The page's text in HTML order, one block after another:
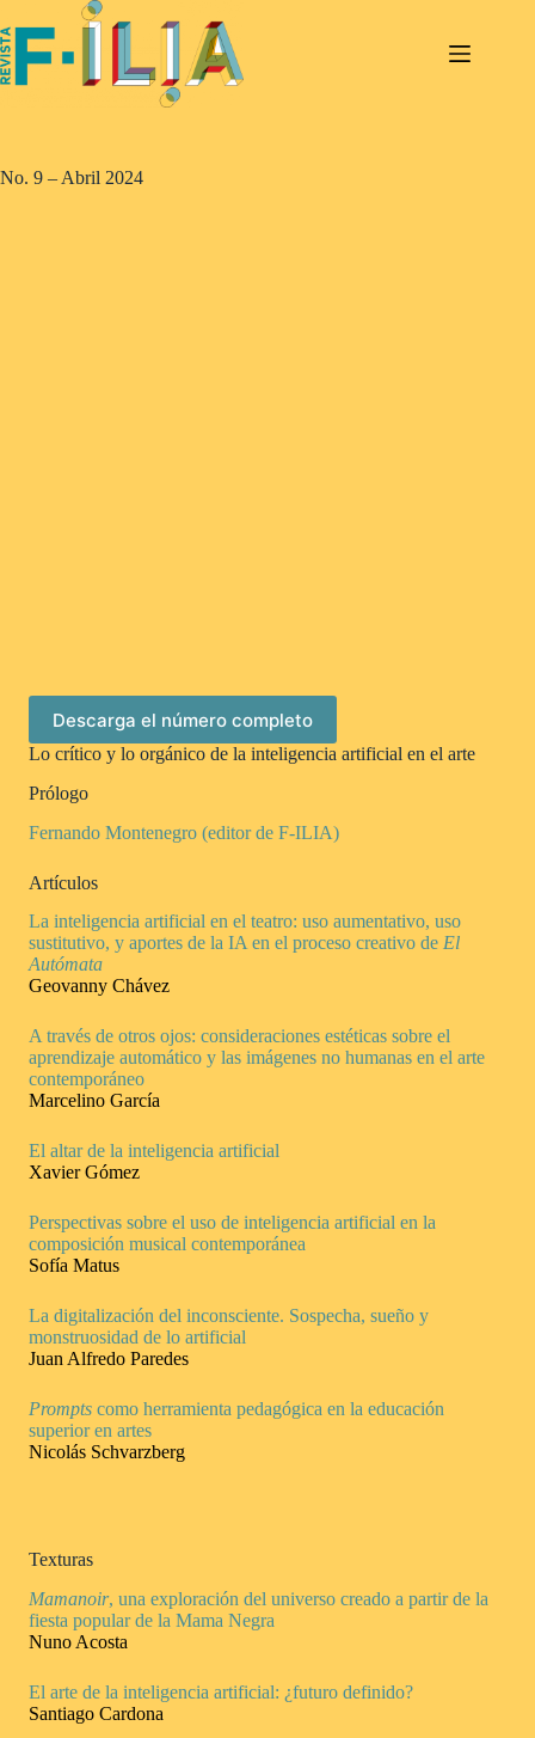
al
contenido
No. 9 – Abril 2024
Descarga el número completo
Lo crítico y lo orgánico de la inteligencia artificial en el arte
Prólogo
Fernando Montenegro (editor de F-ILIA)
Artículos
La inteligencia artificial en el teatro: uso aumentativo, uso
sustitutivo, y aportes de la IA en el proceso creativo de El
Autómata
Geovanny Chávez
A través de otros ojos: consideraciones estéticas sobre el
aprendizaje automático y las imágenes no humanas en el arte
contemporáneo
Marcelino García
El altar de la inteligencia artificial
Xavier Gómez
Perspectivas sobre el uso de inteligencia artificial en la
composición musical contemporánea
Sofía Matus
La digitalización del inconsciente. Sospecha, sueño y
monstruosidad de lo artificial
Juan Alfredo Paredes
Prompts como herramienta pedagógica en la educación
superior en artes
Nicolás Schvarzberg
Texturas
Mamanoir, una exploración del universo creado a partir de la
fiesta popular de la Mama Negra
Nuno Acosta
El arte de la inteligencia artificial: ¿futuro definido?
Santiago Cardona